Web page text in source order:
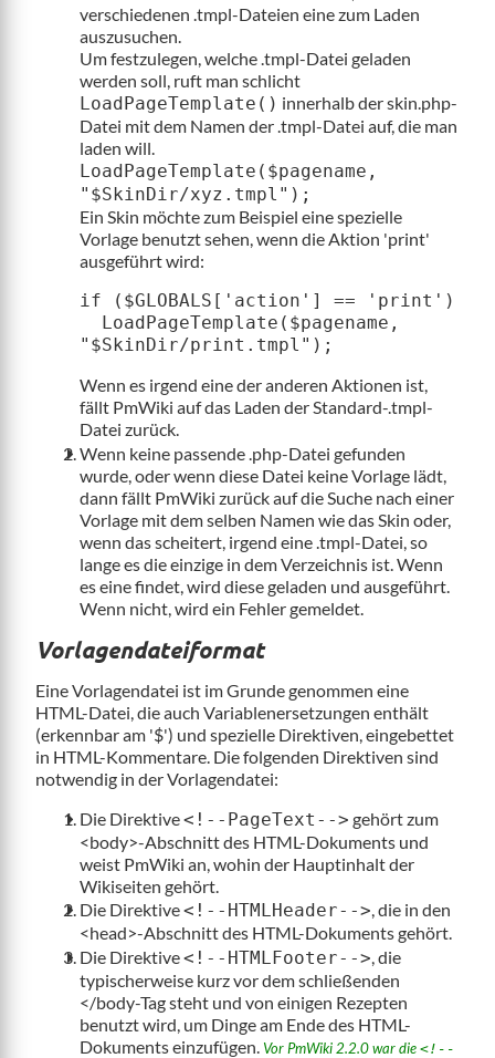
verschiedenen .tmpl-Dateien eine zum Laden
auszusuchen.
Um festzulegen, welche .tmpl-Datei geladen
werden soll, ruft man schlicht
LoadPageTemplate() innerhalb der skin.php-
Datei mit dem Namen der .tmpl-Datei auf, die man
laden will.
LoadPageTemplate($pagename,
"$SkinDir/xyz.tmpl");
Ein Skin möchte zum Beispiel eine spezielle
Vorlage benutzt sehen, wenn die Aktion 'print'
ausgeführt wird:
if ($GLOBALS['action'] == 'print')
Wenn es irgend eine der anderen Aktionen ist,
fällt PmWiki auf das Laden der Standard-.tmpl-
Datei zurück.
Wenn keine passende .php-Datei gefunden
wurde, oder wenn diese Datei keine Vorlage lädt,
dann fällt PmWiki zurück auf die Suche nach einer
Vorlage mit dem selben Namen wie das Skin oder,
wenn das scheitert, irgend eine .tmpl-Datei, so
lange es die einzige in dem Verzeichnis ist. Wenn
es eine findet, wird diese geladen und ausgeführt.
Wenn nicht, wird ein Fehler gemeldet.
Vorlagendateiformat
Eine Vorlagendatei ist im Grunde genommen eine
HTML-Datei, die auch Variablenersetzungen enthält
(erkennbar am '$') und spezielle Direktiven, eingebettet
in HTML-Kommentare. Die folgenden Direktiven sind
notwendig in der Vorlagendatei:
Die Direktive<!--PageText--> gehört zum
<body>-Abschnitt des HTML-Dokuments und
weist PmWiki an, wohin der Hauptinhalt der
Wikiseiten gehört.
Die Direktive<!--HTMLHeader-->, die in den
<head>-Abschnitt des HTML-Dokuments gehört.
Die Direktive<!--HTMLFooter-->, die
typischerweise kurz vor dem schließenden
</body-Tag steht und von einigen Rezepten
benutzt wird, um Dinge am Ende des HTML-
Dokuments einzufügen. Vor PmWiki 2.2.0 war die <!--